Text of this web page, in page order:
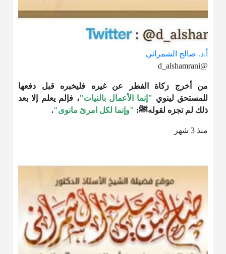
أ.د. صالح الشمراني
@d_alshamrani
من أخرج زكاة الفطر عن غيره فليخبره قبل دفعها
للمستحق لينوي "إنما الأعمال بالنيات"، فإلم يعلم إلا بعد
ذلك لم تجزه لقولهﷺ: "وإنما لكل امرئ مانوى".
منذ 3 شهر